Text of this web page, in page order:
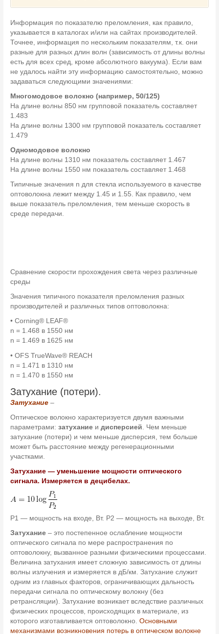
Информация по показателю преломления, как правило,
указывается в каталогах и/или на сайтах производителей.
Точнее, информация по нескольким показателям, т.к. они
разные для разных длин волн (зависимость от длины волны
есть для всех сред, кроме абсолютного вакуума). Если вам
не удалось найти эту информацию самостоятельно, можно
задаваться следующими значениями:
Многомодовое волокно (например, 50/125)
На длине волны 850 нм групповой показатель составляет
1.483
На длине волны 1300 нм групповой показатель составляет
1.479
Одномодовое волокно
На длине волны 1310 нм показатель составляет 1.467
На длине волны 1550 нм показатель составляет 1.468
Типичные значения n для стекла используемого в качестве
оптоволокна лежит между 1.45 и 1.55. Как правило, чем
выше показатель преломления, тем меньше скорость в
среде передачи.
Сравнение скорости прохождения света через различные
среды
Значения типичного показателя преломления разных
производителей и различных типов оптоволокна:
• Corning® LEAF®
n = 1.468 в 1550 нм
n = 1.469 в 1625 нм
• OFS TrueWave® REACH
n = 1.471 в 1310 нм
n = 1.470 в 1550 нм
Затухание (потери).
Затухание –
Оптическое волокно характеризуется двумя важными
параметрами:затухание идисперсией . Чем меньше
затухание (потери) и чем меньше дисперсия, тем больше
может быть расстояние между регенерационными
участками.
Затухание — уменьшение мощности оптического
сигнала. Измеряется в децибелах.
P1 — мощность на входе, Вт. P2 — мощность на выходе, Вт.
Затухание – это постепенное ослабление мощности
оптического сигнала по мере распространения по
оптоволокну, вызванное разными физическими процессами.
Величина затухания имеет сложную зависимость от длины
волны излучения и измеряется в дБ/км. Затухание служит
одним из главных факторов, ограничивающих дальность
передачи сигнала по оптическому волокну (без
ретрансляции). Затухание возникает вследствие различных
физических процессов, происходящих в материале, из
которого изготавливается оптоволокно.Основными
механизмами возникновения потерь в оптическом волокне